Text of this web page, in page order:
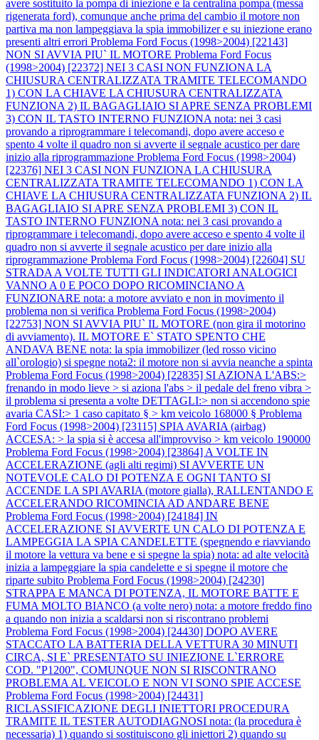
avere sostituito la pompa di iniezione e la centralina pompa (messa
rigenerata ford), comunque anche prima del cambio il motore non
partiva ma non lampeggiava la spia immobilizer e su iniezione erano
presenti altri errori Problema Ford Focus (1998>2004) [22143]
NON SI AVVIA PIU` IL MOTORE Problema Ford Focus
(1998>2004) [22372] NEI 3 CASI NON FUNZIONA LA
CHIUSURA CENTRALIZZATA TRAMITE TELECOMANDO
1) CON LA CHIAVE LA CHIUSURA CENTRALIZZATA
FUNZIONA 2) IL BAGAGLIAIO SI APRE SENZA PROBLEMI
3) CON IL TASTO INTERNO FUNZIONA nota: nei 3 casi
provando a riprogrammare i telecomandi, dopo avere acceso e
spento 4 volte il quadro non si avverte il segnale acustico per dare
inizio alla riprogrammazione Problema Ford Focus (1998>2004)
[22376] NEI 3 CASI NON FUNZIONA LA CHIUSURA
CENTRALIZZATA TRAMITE TELECOMANDO 1) CON LA
CHIAVE LA CHIUSURA CENTRALIZZATA FUNZIONA 2) IL
BAGAGLIAIO SI APRE SENZA PROBLEMI 3) CON IL
TASTO INTERNO FUNZIONA nota: nei 3 casi provando a
riprogrammare i telecomandi, dopo avere acceso e spento 4 volte il
quadro non si avverte il segnale acustico per dare inizio alla
riprogrammazione Problema Ford Focus (1998>2004) [22604] SU
STRADA A VOLTE TUTTI GLI INDICATORI ANALOGICI
VANNO A 0 E POCO DOPO RICOMINCIANO A
FUNZIONARE nota: a motore avviato e non in movimento il
problema non si verifica Problema Ford Focus (1998>2004)
[22753] NON SI AVVIA PIU` IL MOTORE (non gira il motorino
di avviamento). IL MOTORE E` STATO SPENTO CHE
ANDAVA BENE nota: la spia immobilizer (led rosso vicino
all`orologio) si spegne nota2: il motore non si avvia neanche a spinta
Problema Ford Focus (1998>2004) [22835] SI AZIONA L'ABS:>
frenando in modo lieve > si aziona l'abs > il pedale del freno vibra >
il problema si presenta a volte DETTAGLI:> non si accendono spie
avaria CASI:> 1 caso capitato § > km veicolo 168000 § Problema
Ford Focus (1998>2004) [23115] SPIA AVARIA (airbag)
ACCESA: > la spia si è accesa all'improvviso > km veicolo 190000
Problema Ford Focus (1998>2004) [23864] A VOLTE IN
ACCELERAZIONE (agli alti regimi) SI AVVERTE UN
NOTEVOLE CALO DI POTENZA E OGNI TANTO SI
ACCENDE LA SPI AVARIA (motore gialla), RALLENTANDO E
ACCELERANDO RICOMINCIA AD ANDARE BENE
Problema Ford Focus (1998>2004) [24184] IN
ACCELERAZIONE SI AVVERTE UN CALO DI POTENZA E
LAMPEGGIA LA SPIA CANDELETTE (spegnendo e riavviando
il motore la vettura va bene e si spegne la spia) nota: ad alte velocità
inizia a lampeggiare la spia candelette e si spegne il motore che
riparte subito Problema Ford Focus (1998>2004) [24230]
STRAPPA E MANCA DI POTENZA, IL MOTORE BATTE E
FUMA MOLTO BIANCO (a volte nero) nota: a motore freddo fino
a quando non inizia a scaldarsi non si riscontrano problemi
Problema Ford Focus (1998>2004) [24430] DOPO AVERE
STACCATO LA BATTERIA DELLA VETTURA 30 MINUTI
CIRCA, SI E` PRESENTATO SU INIEZIONE L`ERRORE
COD. "P1200", COMUNQUE NON SI RISCONTRANO
PROBLEMA AL VEICOLO E NON VI SONO SPIE ACCESE
Problema Ford Focus (1998>2004) [24431]
RICLASSIFICAZIONE DEGLI INIETTORI PROCEDURA
TRAMITE IL TESTER AUTODIAGNOSI nota: (la procedura è
necessaria) 1) quando si sostituiscono gli iniettori 2) quando su